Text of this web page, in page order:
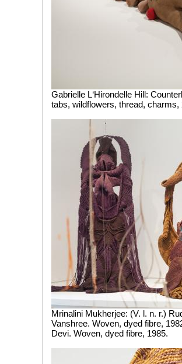
Gabrielle L‘Hirondelle Hill:
tabs, wildflowers, thread, charms,
Mrinalini Mukherjee: (V. l. n. r.)
Vanshree. Woven, dyed fibre,
Devi. Woven, dyed fibre, 1985.